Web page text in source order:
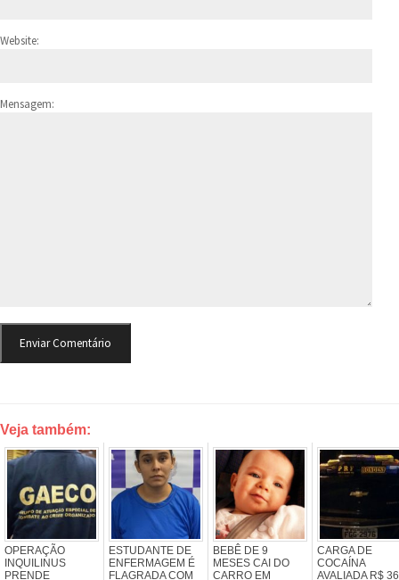
Website:
Mensagem:
Veja também:
OPERAÇÃO
INQUILINUS
PRENDE
ESTUDANTE DE
ENFERMAGEM É
FLAGRADA COM
BEBÊ DE 9
MESES CAI DO
CARRO EM
CARGA DE
COCAÍNA
AVALIADA R$